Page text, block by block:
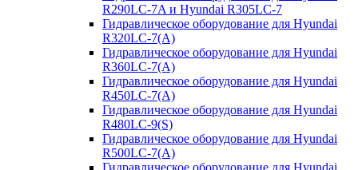
R290LC-7A и Hyundai R305LC-7
Гидравлическое оборудование для Hyundai
R320LC-7(A)
Гидравлическое оборудование для Hyundai
R360LC-7(A)
Гидравлическое оборудование для Hyundai
R450LC-7(A)
Гидравлическое оборудование для Hyundai
R480LC-9(S)
Гидравлическое оборудование для Hyundai
R500LC-7(A)
Гидравлическое оборудование для Hyundai